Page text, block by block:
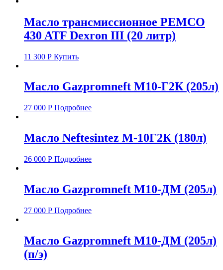
Масло трансмиссионное PEMCO
430 ATF Dexron III (20 литр)
11 300 Р Купить
Масло Gazpromneft M10-Г2К (205л)
27 000 Р Подробнее
Масло Neftesintez М-10Г2К (180л)
26 000 Р Подробнее
Масло Gazpromneft M10-ДМ (205л)
27 000 Р Подробнее
Масло Gazpromneft M10-ДМ (205л)
(п/э)